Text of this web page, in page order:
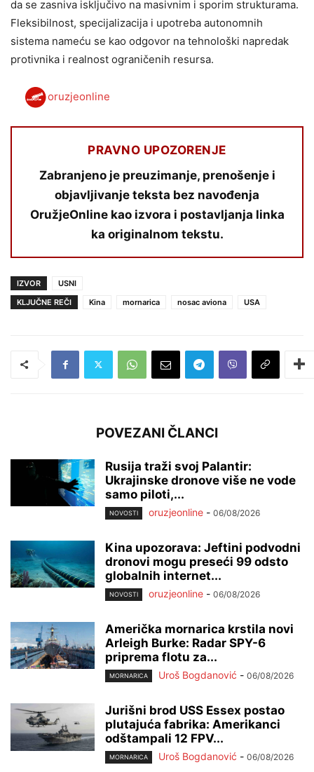
da se zasniva isključivo na masivnim i sporim strukturama.
Fleksibilnost, specijalizacija i upotreba autonomnih
sistema nameću se kao odgovor na tehnološki napredak
protivnika i realnost ograničenih resursa.
oruzjeonline
PRAVNO UPOZORENJE
Zabranjeno je preuzimanje, prenošenje i
objavljivanje teksta bez navođenja
OružjeOnline kao izvora i postavljanja linka
ka originalnom tekstu.
IZVOR
USNI
KLJUČNE REČI
Kina mornarica nosac aviona USA
POVEZANI ČLANCI
Rusija traži svoj Palantir:
Ukrajinske dronove više ne vode
samo piloti,...
NOVOSTI oruzjeonline - 06/08/2026
Kina upozorava: Jeftini podvodni
dronovi mogu preseći 99 odsto
globalnih internet...
NOVOSTI oruzjeonline - 06/08/2026
Američka mornarica krstila novi
Arleigh Burke: Radar SPY-6
priprema flotu za...
MORNARICA Uroš Bogdanović - 06/08/2026
Jurišni brod USS Essex postao
plutajuća fabrika: Amerikanci
odštampali 12 FPV...
MORNARICA Uroš Bogdanović - 06/08/2026